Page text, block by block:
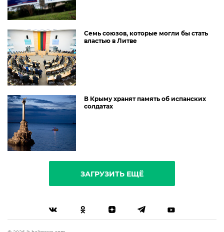
Семь союзов, которые могли бы стать
властью в Литве
В Крыму хранят память об испанских
солдатах
ЗАГРУЗИТЬ ЕЩЁ